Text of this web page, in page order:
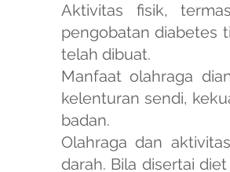
Aktivitas fisik,
pengobatan diabetes
telah dibuat.
Manfaat olahraga
kelenturan sendi,
badan.
Olahraga dan
darah. Bila disertai